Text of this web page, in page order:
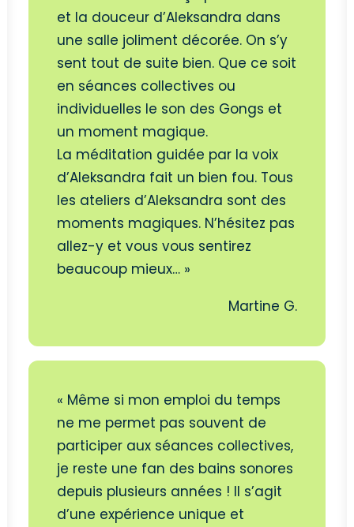
et la douceur d’Aleksandra dans
une salle joliment décorée. On s’y
sent tout de suite bien. Que ce soit
en séances collectives ou
individuelles le son des Gongs et
un moment magique.
La méditation guidée par la voix
d’Aleksandra fait un bien fou. Tous
les ateliers d’Aleksandra sont des
moments magiques. N’hésitez pas
allez-y et vous vous sentirez
beaucoup mieux… »
Martine G.
« Même si mon emploi du temps
ne me permet pas souvent de
participer aux séances collectives,
je reste une fan des bains sonores
depuis plusieurs années ! Il s’agit
d’une expérience unique et